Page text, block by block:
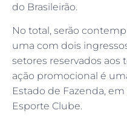
do Brasileirão.
No total, serão
uma com dois
setores reservados aos
ação promocional é
Estado de Fazenda,
Esporte Clube.